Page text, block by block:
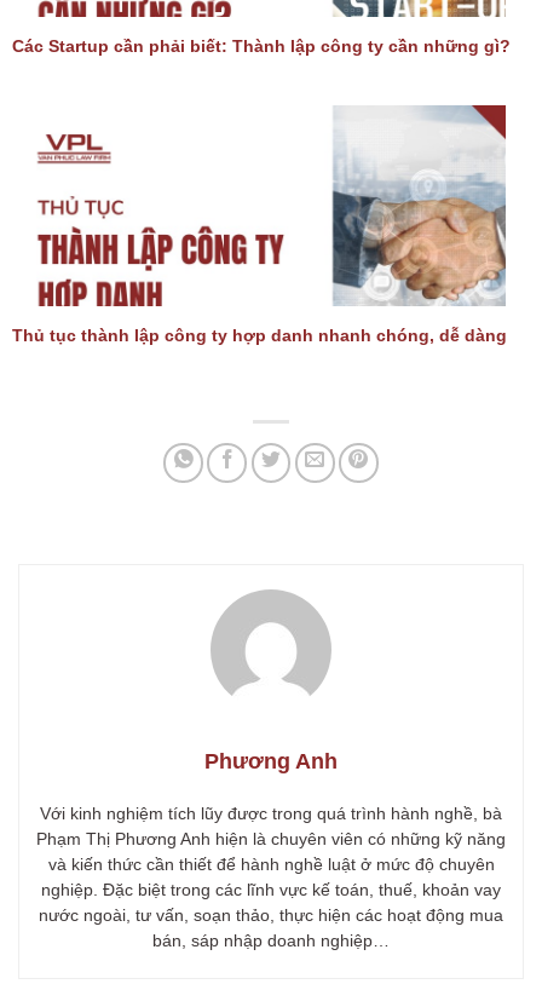
Các Startup cần phải biết: Thành lập công ty cần những gì?
Thủ tục thành lập công ty hợp danh nhanh chóng, dễ dàng
Phương Anh
Với kinh nghiệm tích lũy được trong quá trình hành nghề, bà
Phạm Thị Phương Anh hiện là chuyên viên có những kỹ năng
và kiến thức cần thiết để hành nghề luật ở mức độ chuyên
nghiệp. Đặc biệt trong các lĩnh vực kế toán, thuế, khoản vay
nước ngoài, tư vấn, soạn thảo, thực hiện các hoạt động mua
bán, sáp nhập doanh nghiệp…